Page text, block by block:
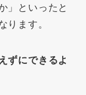
」といったと
ります。
ずにできるよ